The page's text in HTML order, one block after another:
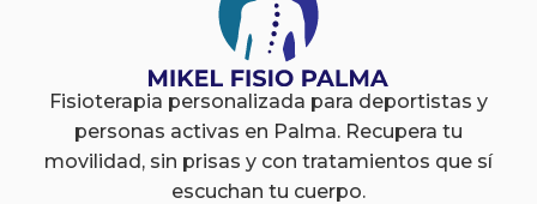
Fisioterapia personalizada para deportistas y
personas activas en Palma. Recupera tu
movilidad, sin prisas y con tratamientos que sí
escuchan tu cuerpo.